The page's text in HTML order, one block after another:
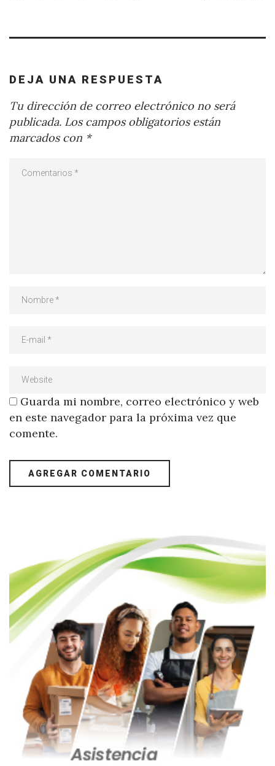
DEJA UNA RESPUESTA
Tu dirección de correo electrónico no será
publicada. Los campos obligatorios están
marcados con *
Guarda mi nombre, correo electrónico y web
en este navegador para la próxima vez que
comente.